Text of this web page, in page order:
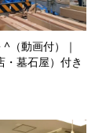
^（動画付）｜
・墓石屋）付き